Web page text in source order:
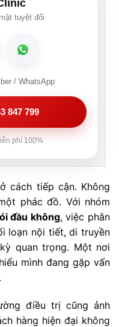
tuyệt đối
/ WhatsApp
847 799
phí 100%
cách tiếp cận. Không
phác đồ. Với nhóm
đầu không, việc phân
loạn nội tiết, di truyền
quan trọng. Một nơi
mình đang gặp vấn
điều trị cũng ảnh
hàng hiện đại không